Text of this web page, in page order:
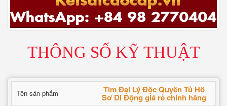
THÔNG SỐ KỸ THUẬT
Tên sản phẩm Tìm Đại Lý Độc Quyền Tủ Hồ
Sơ Di Động giá rẻ chính hãng